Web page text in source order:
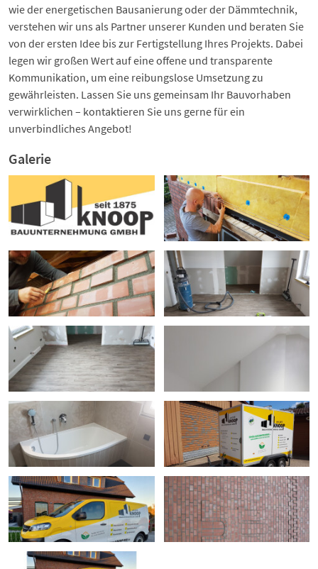
wie der energetischen Bausanierung oder der Dämmtechnik,
verstehen wir uns als Partner unserer Kunden und beraten Sie
von der ersten Idee bis zur Fertigstellung Ihres Projekts. Dabei
legen wir großen Wert auf eine offene und transparente
Kommunikation, um eine reibungslose Umsetzung zu
gewährleisten. Lassen Sie uns gemeinsam Ihr Bauvorhaben
verwirklichen – kontaktieren Sie uns gerne für ein
unverbindliches Angebot!
Galerie